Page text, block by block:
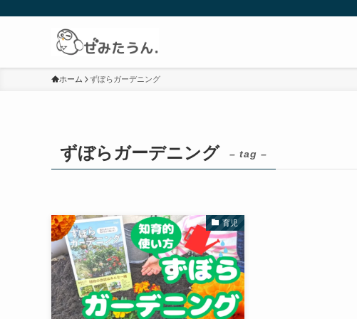
ホーム ずぼらガーデニング
ずぼらガーデニング – tag –
育児